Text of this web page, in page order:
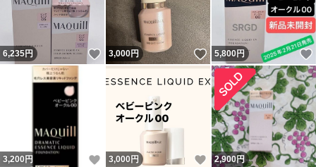
6,235円 いいね！
3,000円 いいね！
5,800円
3,200 円 いいね！
3,000 円 いいね！
2,900円